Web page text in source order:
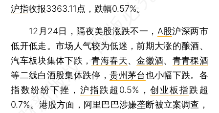
沪指收报3363.11点，跌幅0.57%。
12月24日，隔夜美股涨跌不一， A股沪深两市
低开低走。市场人气较为低迷，前期大涨的酿酒、
汽车板块集体下跌，青海春天、金徽酒、 青青稞酒
等二线白酒股集体跌停，贵州茅台也小幅下跌。各
指数纷纷下挫， 沪指跌超0.5%， 创业板指跌超
0.7%。港股方面，阿里巴巴涉嫌垄断被立案调查，